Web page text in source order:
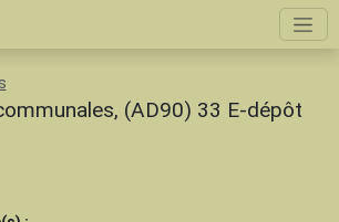
(AD90) 33 E-dépôt